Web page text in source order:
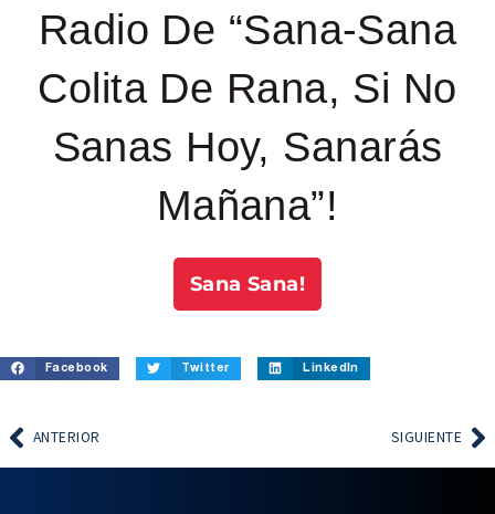
Radio De “Sana-Sana
Colita De Rana, Si No
Sanas Hoy, Sanarás
Mañana”!
Sana Sana!
Facebook Twitter LinkedIn
ANTERIOR SIGUIENTE